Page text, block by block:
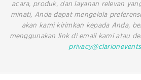
acara, produk, dan layanan relevan
minati, Anda dapat mengelola
akan kami kirimkan kepada Anda,
menggunakan link di email kami atau